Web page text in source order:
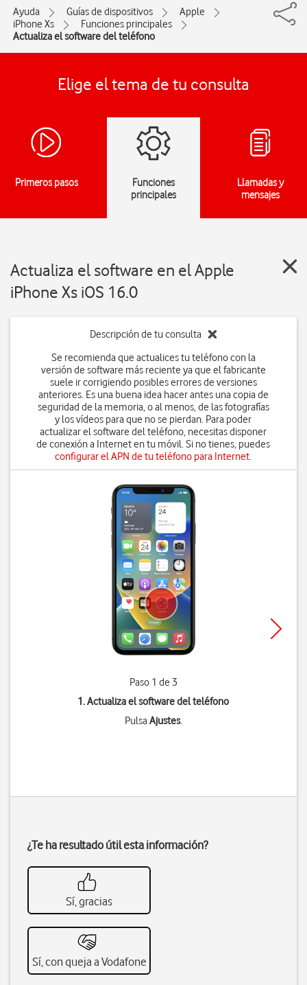
Ayuda Guías de dispositivos
Apple
iPhone Xs
Funciones principales
Actualiza el software del teléfono
Elige el tema de tu consulta
Primeros pasos
Funciones
principales
Llamadas y
mensajes
Actualiza el software en el Apple
iPhone Xs iOS 16.0
Descripción de tu consulta
Se recomienda que actualices tu teléfono con la
versión de software más reciente ya que el fabricante
suele ir corrigiendo posibles errores de versiones
anteriores. Es una buena idea hacer antes una copia de
seguridad de la memoria, o al menos, de las fotografías
y los vídeos para que no se pierdan. Para poder
actualizar el software del teléfono, necesitas disponer
de conexión a Internet en tu móvil. Si no tienes, puedes
configurar el APN de tu teléfono para Internet.
Paso 1 de 3
1. Actualiza el software del teléfono
PulsaAjustes.
¿Te ha resultado útil esta información?
Sí, gracias
Sí, con queja a Vodafone